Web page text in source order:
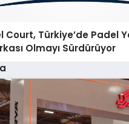
Court, Türkiye’de Padel
Olmayı Sürdürüyor